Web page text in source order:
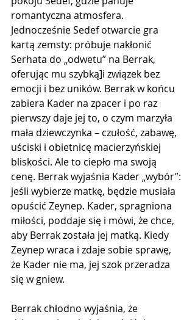
romantyczna atmosfera.
Jednocześnie Sedef otwarcie gra
kartą zemsty: próbuje nakłonić
Serhata do „odwetu” na Berrak,
oferując mu szybką]i związek bez
emocji i bez uników. Berrak w końcu
zabiera Kader na zpacer i po raz
pierwszy daje jej to, o czym marzyła
mała dziewczynka – czułość, zabawę,
uściski i obietnicę macierzyńskiej
bliskości. Ale to ciepło ma swoją
cenę. Berrak wyjaśnia Kader „wybór”:
jeśli wybierze matkę, będzie musiała
opuścić Zeynep. Kader, spragniona
miłości, poddaje się i mówi, że chce,
aby Berrak została jej matką. Kiedy
Zeynep wraca i zdaje sobie sprawę,
że Kader nie ma, jej szok przeradza
się w gniew.
Berrak chłodno wyjaśnia, że ​​